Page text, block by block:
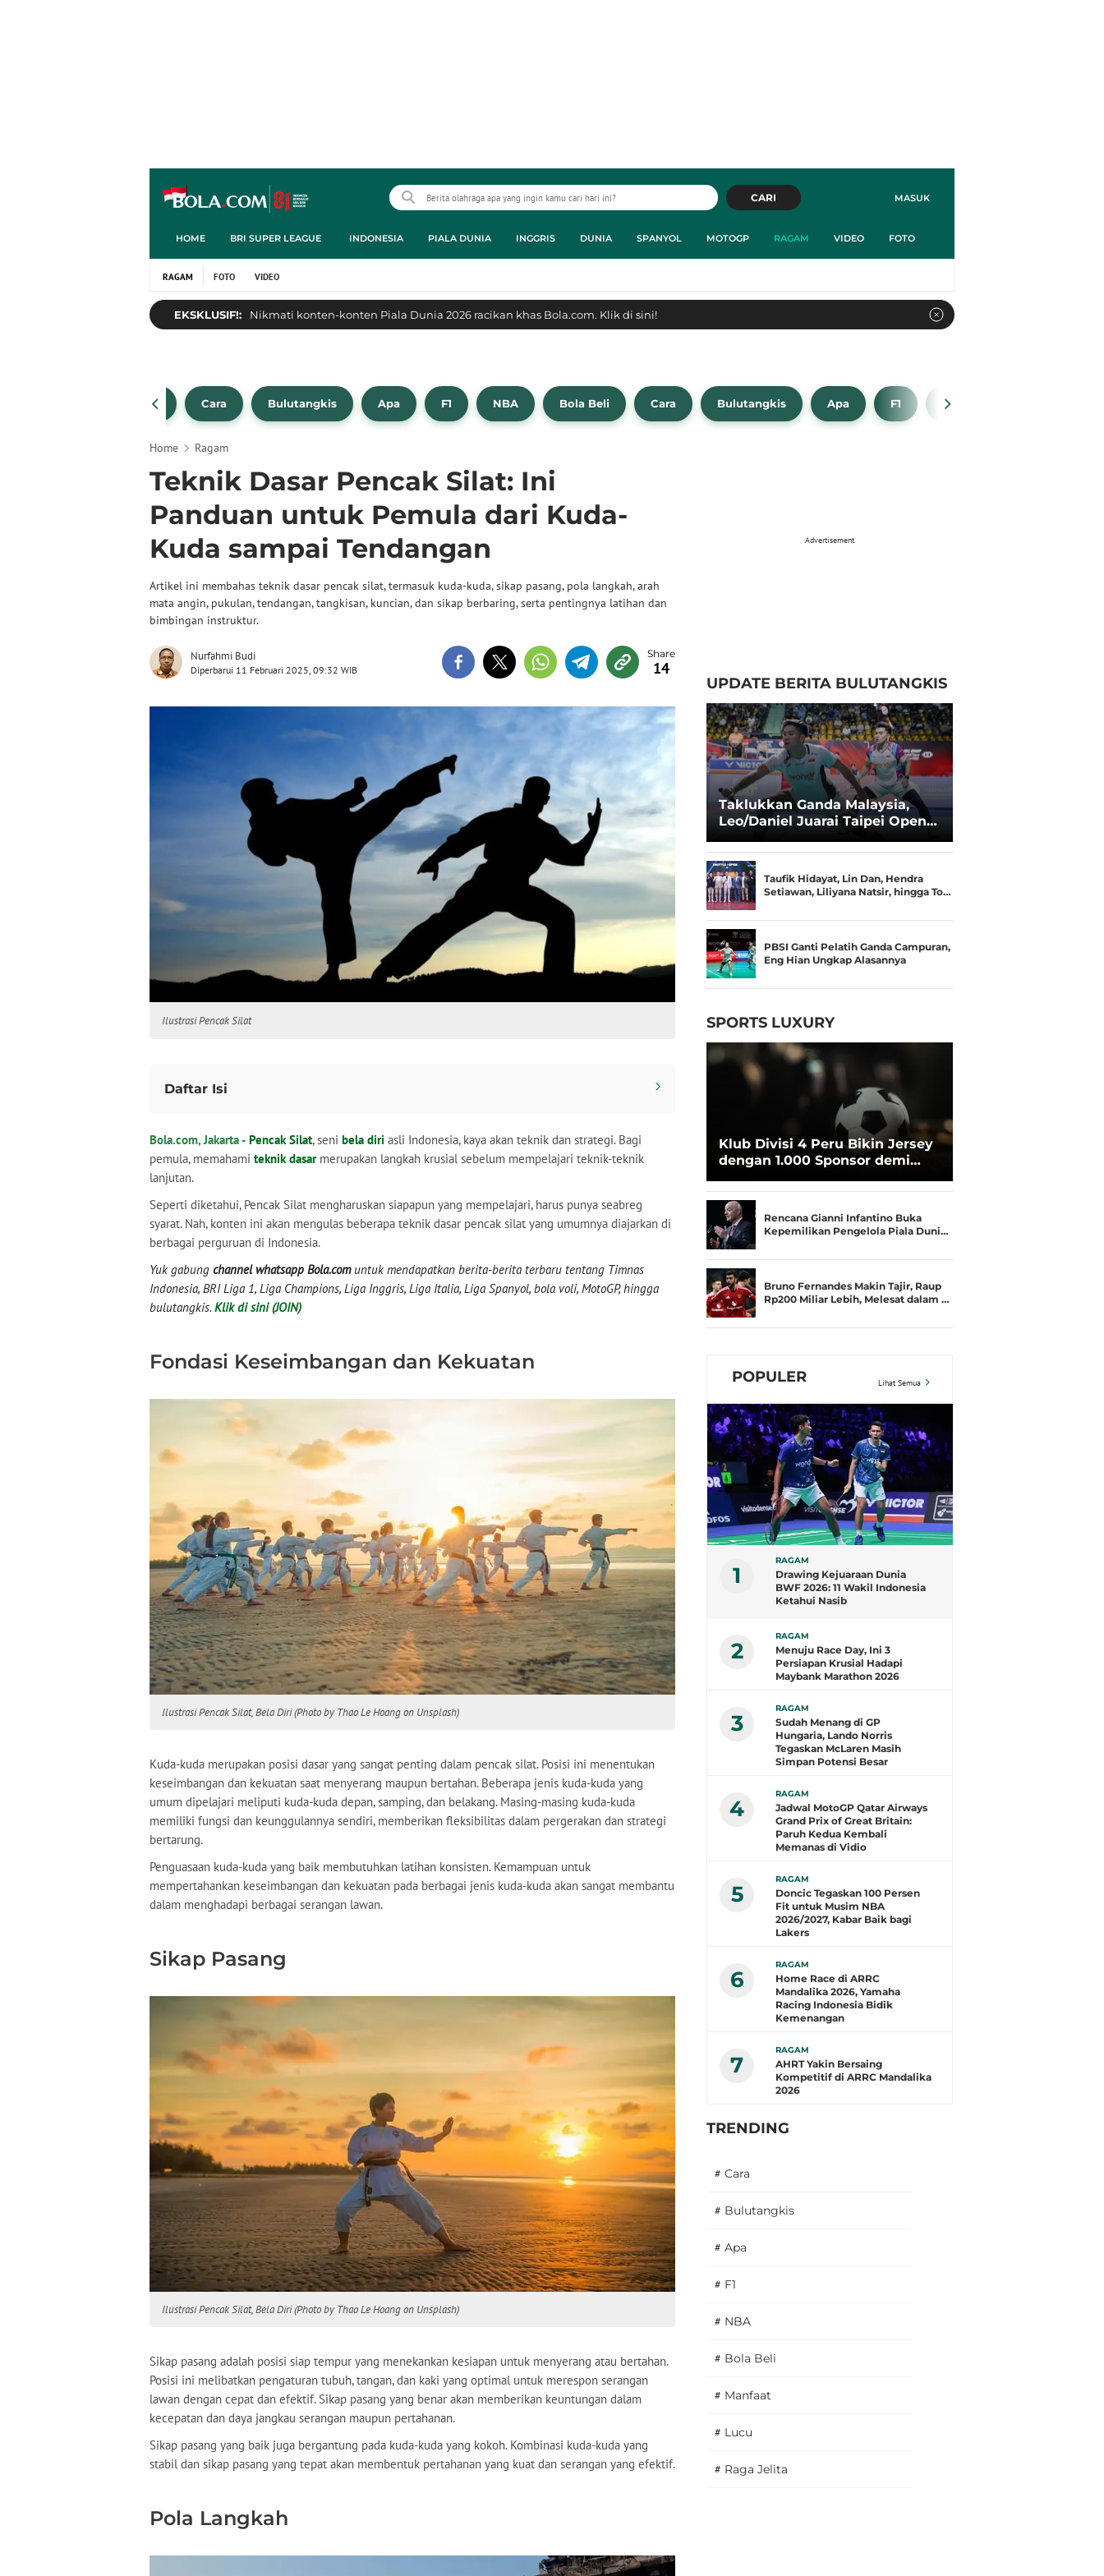
MASUK
CARI
HOME BRI SUPER LEAGUE INDONESIA PIALA DUNIA INGGRIS DUNIA SPANYOL MOTOGP RAGAM VIDEO FOTO
RAGAM FOTO VIDEO
EKSKLUSIF!: Nikmati konten-konten Piala Dunia 2026 racikan khas Bola.com. Klik di sini!
Bola Beli Cara Bulutangkis Apa F1 NBA Bola Beli Cara Bulutangkis Apa F1 NBA
Home Ragam
Teknik Dasar Pencak Silat: Ini
Panduan untuk Pemula dari Kuda-
Kuda sampai Tendangan
Artikel ini membahas teknik dasar pencak silat, termasuk kuda-kuda, sikap pasang, pola langkah, arah
mata angin, pukulan, tendangan, tangkisan, kuncian, dan sikap berbaring, serta pentingnya latihan dan
bimbingan instruktur.
Nurfahmi Budi
Diperbarui 11 Februari 2025, 09:32 WIB 14
Ilustrasi Pencak Silat
Daftar Isi
Sikap Pasang
Pola Langkah
Strategi Pergerakan
Teknik Serangan
Teknik Tangkisan
Melumpuhkan Lawan
Sikap Berbaring
Teratur Belajar
Bola.com, Jakarta - Pencak Silat, seni bela diri asli Indonesia, kaya akan teknik dan strategi. Bagi
pemula, memahami teknik dasarmerupakan langkah krusial sebelum mempelajari teknik-teknik
lanjutan.
Seperti diketahui, Pencak Silat mengharuskan siapapun yang mempelajari, harus punya seabreg
syarat. Nah, konten ini akan mengulas beberapa teknik dasar pencak silat yang umumnya diajarkan di
berbagai perguruan di Indonesia.
Yuk gabung channel whatsapp Bola.comuntuk mendapatkan berita-berita terbaru tentang Timnas
Indonesia, BRI Liga 1, Liga Champions, Liga Inggris, Liga Italia, Liga Spanyol, bola voli, MotoGP, hingga
bulutangkis. Klik di sini (JOIN)
Fondasi Keseimbangan dan Kekuatan
Ilustrasi Pencak Silat, Bela Diri (Photo by Thao Le Hoang on Unsplash)
Kuda-kuda merupakan posisi dasar yang sangat penting dalam pencak silat. Posisi ini menentukan
keseimbangan dan kekuatan saat menyerang maupun bertahan. Beberapa jenis kuda-kuda yang
umum dipelajari meliputi kuda-kuda depan, samping, dan belakang. Masing-masing kuda-kuda
memiliki fungsi dan keunggulannya sendiri, memberikan fleksibilitas dalam pergerakan dan strategi
bertarung.
Penguasaan kuda-kuda yang baik membutuhkan latihan konsisten. Kemampuan untuk
mempertahankan keseimbangan dan kekuatan pada berbagai jenis kuda-kuda akan sangat membantu
dalam menghadapi berbagai serangan lawan.
Sikap Pasang
Ilustrasi Pencak Silat, Bela Diri (Photo by Thao Le Hoang on Unsplash)
Sikap pasang adalah posisi siap tempur yang menekankan kesiapan untuk menyerang atau bertahan.
Posisi ini melibatkan pengaturan tubuh, tangan, dan kaki yang optimal untuk merespon serangan
lawan dengan cepat dan efektif. Sikap pasang yang benar akan memberikan keuntungan dalam
kecepatan dan daya jangkau serangan maupun pertahanan.
Sikap pasang yang baik juga bergantung pada kuda-kuda yang kokoh. Kombinasi kuda-kuda yang
stabil dan sikap pasang yang tepat akan membentuk pertahanan yang kuat dan serangan yang efektif.
Pola Langkah
Advertisement
UPDATE BERITA BULUTANGKIS
Taklukkan Ganda Malaysia,
Leo/Daniel Juarai Taipei Open
Taufik Hidayat, Lin Dan, Hendra
Setiawan, Liliyana Natsir, hingga To…
PBSI Ganti Pelatih Ganda Campuran,
Eng Hian Ungkap Alasannya
SPORTS LUXURY
Klub Divisi 4 Peru Bikin Jersey
dengan 1.000 Sponsor demi
Rencana Gianni Infantino Buka
Kepemilikan Pengelola Piala Duni…
Bruno Fernandes Makin Tajir, Raup
Rp200 Miliar Lebih, Melesat dalam …
POPULER Lihat Semua
1
RAGAM
Drawing Kejuaraan Dunia
BWF 2026: 11 Wakil Indonesia
Ketahui Nasib
2
RAGAM
Menuju Race Day, Ini 3
Persiapan Krusial Hadapi
Maybank Marathon 2026
3
RAGAM
Sudah Menang di GP
Hungaria, Lando Norris
Tegaskan McLaren Masih
Simpan Potensi Besar
4
RAGAM
Jadwal MotoGP Qatar Airways
Grand Prix of Great Britain:
Paruh Kedua Kembali
Memanas di Vidio
5
RAGAM
Doncic Tegaskan 100 Persen
Fit untuk Musim NBA
2026/2027, Kabar Baik bagi
Lakers
6
RAGAM
Home Race di ARRC
Mandalika 2026, Yamaha
Racing Indonesia Bidik
Kemenangan
7
RAGAM
AHRT Yakin Bersaing
Kompetitif di ARRC Mandalika
2026
TRENDING
# Cara
# Bulutangkis
# Apa
# F1
# NBA
# Bola Beli
# Manfaat
# Lucu
# Raga Jelita